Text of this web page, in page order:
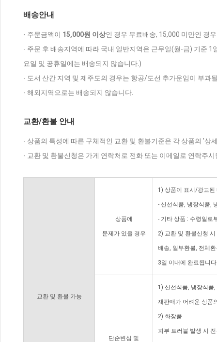
배송안내
- 주문금액이 15,000원 이상인 경우 무료배송, 15,000 미만인 경
- 주문 후 배송지역에 따라 국내 일반지역은 근무일(월-금) 기준
요일 및 공휴일에는 배송되지 않습니다.)
- 도서 산간 지역 및 제주도의 경우는 항공/도선 추가운임이 부과
- 해외지역으로는 배송되지 않습니다.
교환/환불 안내
- 상품의 특성에 따른 구체적인 교환 및 환불기준은 각 상품의 '상
- 교환 및 환불신청은 가게 연락처로 전화 또는 이메일로 연락주
교환 및 환불 가능
상품에
문제가 있을 경우
1) 상품이 표시/광고된
- 신선식품, 냉장식품,
- 기타 상품 : 수령일로
2) 교환 및 환불신청
배송, 일부환불, 전체
3일 이내에 완료됩니
단순변심 및
1) 신선식품, 냉장식품
재판매가 어려운 상품
2) 화장품
피부 트러블 발생 시